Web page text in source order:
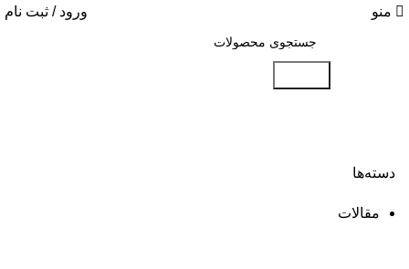
منو ورود / ثبت نام
دسته‌ها
مقالات